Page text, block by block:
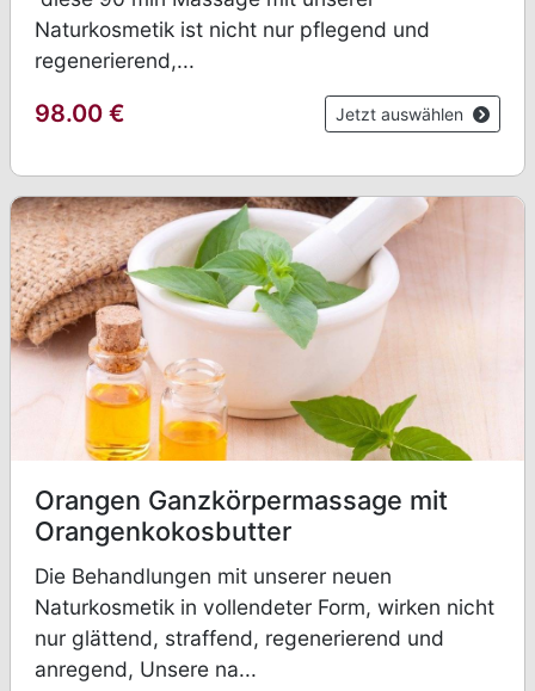
Naturkosmetik ist nicht nur pflegend und
regenerierend,...
98.00 € Jetzt auswählen
Orangen Ganzkörpermassage mit
Orangenkokosbutter
Die Behandlungen mit unserer neuen
Naturkosmetik in vollendeter Form, wirken nicht
nur glättend, straffend, regenerierend und
anregend, Unsere na...